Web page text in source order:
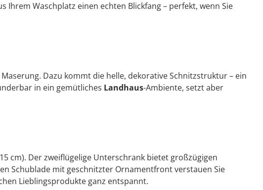
Waschplatz einen echten Blickfang – perfekt, wenn Sie
Dazu kommt die helle, dekorative Schnitzstruktur – ein
in ein gemütliches Landhaus-Ambiente, setzt aber
cm). Der zweiflügelige Unterschrank bietet großzügigen
Schublade mit geschnitzter Ornamentfront verstauen Sie
Lieblingsprodukte ganz entspannt.